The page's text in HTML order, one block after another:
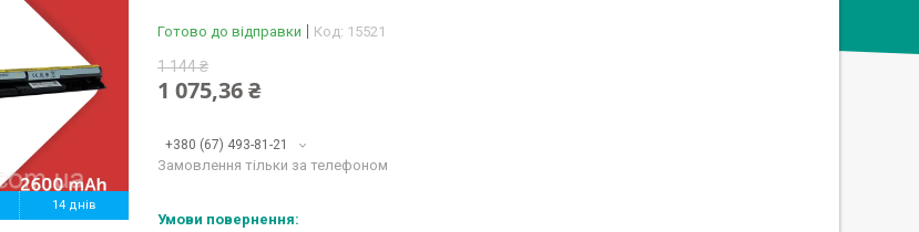
14 днів
Готово до відправки Код: 15521
1 144 ₴
1 075,36 ₴
+380 (67) 493-81-21
Замовлення тільки за телефоном